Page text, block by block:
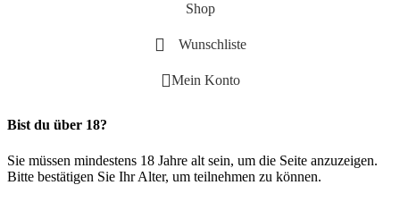
Shop
Wunschliste
Mein Konto
Bist du über 18?
Sie müssen mindestens 18 Jahre alt sein, um die Seite anzuzeigen.
Bitte bestätigen Sie Ihr Alter, um teilnehmen zu können.